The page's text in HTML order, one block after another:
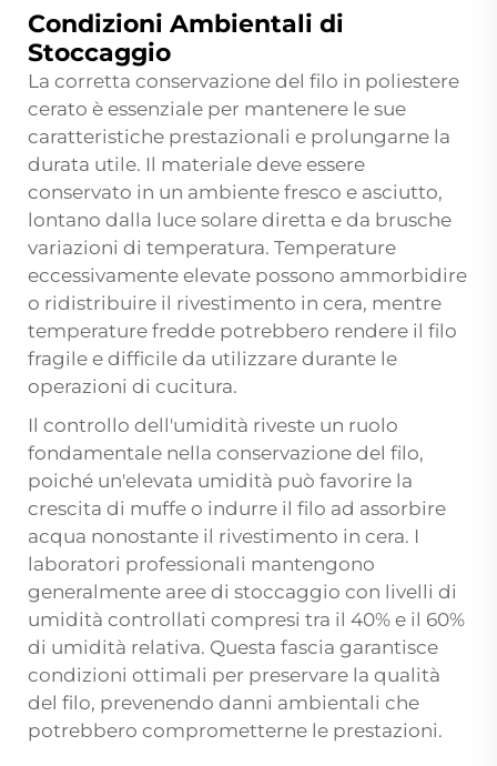
Condizioni Ambientali di
Stoccaggio
La corretta conservazione del filo in poliestere
cerato è essenziale per mantenere le sue
caratteristiche prestazionali e prolungarne la
durata utile. Il materiale deve essere
conservato in un ambiente fresco e asciutto,
lontano dalla luce solare diretta e da brusche
variazioni di temperatura. Temperature
eccessivamente elevate possono ammorbidire
o ridistribuire il rivestimento in cera, mentre
temperature fredde potrebbero rendere il filo
fragile e difficile da utilizzare durante le
operazioni di cucitura.
Il controllo dell'umidità riveste un ruolo
fondamentale nella conservazione del filo,
poiché un'elevata umidità può favorire la
crescita di muffe o indurre il filo ad assorbire
acqua nonostante il rivestimento in cera. I
laboratori professionali mantengono
generalmente aree di stoccaggio con livelli di
umidità controllati compresi tra il 40% e il 60%
di umidità relativa. Questa fascia garantisce
condizioni ottimali per preservare la qualità
del filo, prevenendo danni ambientali che
potrebbero comprometterne le prestazioni.